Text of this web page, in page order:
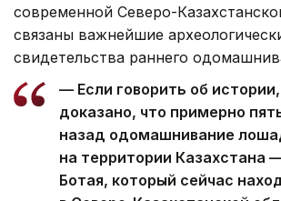
современной Северо-
связаны важнейшие
свидетельства раннего
— Если говорить об
доказано, что примерно
назад одомашнивание
на территории Казахстана
Ботая, который сейчас